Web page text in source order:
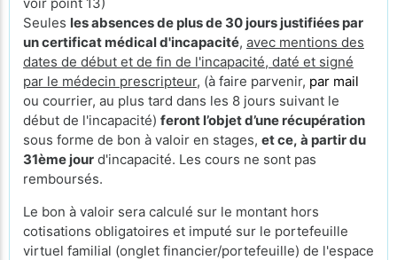
Seules les absences de plus de 30 jours justifiées par
un certificat médical d'incapacité, avec mentions des
dates de début et de fin de l'incapacité, daté et signé
par le médecin prescripteur, (à faire parvenir, par mail
ou courrier, au plus tard dans les 8 jours suivant le
début de l'incapacité) feront l’objet d’une récupération
sous forme de bon à valoir en stages, et ce, à partir du
31ème jour d'incapacité. Les cours ne sont pas
remboursés.
Le bon à valoir sera calculé sur le montant hors
cotisations obligatoires et imputé sur le portefeuille
virtuel familial (onglet financier/portefeuille) de l'espace